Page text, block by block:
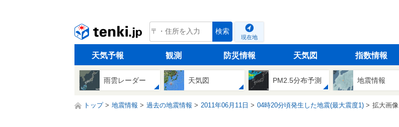
tenki.jp 検索
現在地
天気予報 観測 防災情報 天気図 指数情報
雨雲レーダー 天気図 PM2.5分布予測 地震情報
トップ 地震情報 過去の地震情報 2011年06月11日 04時20分頃発生した地震(最大震度1) 拡大画像